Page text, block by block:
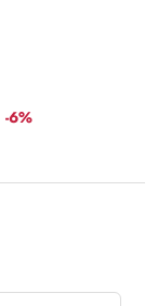
Rabat:
-6%